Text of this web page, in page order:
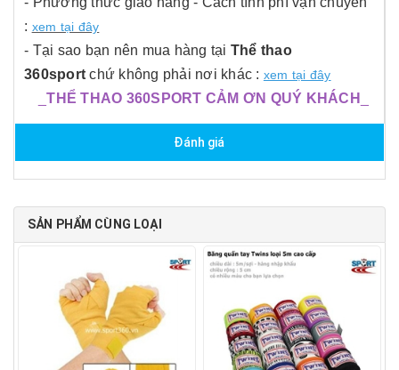
: xem tại đây
- Tại sao bạn nên mua hàng tại Thể thao
360sport chứ không phải nơi khác : xem tại đây
_THỂ THAO 360SPORT CẢM ƠN QUÝ KHÁCH
Đánh giá
SẢN PHẨM CÙNG LOẠI